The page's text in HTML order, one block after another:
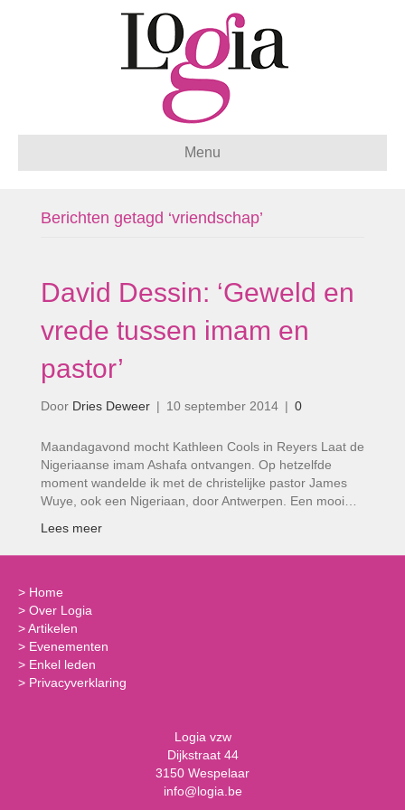
Menu
Berichten getagd ‘vriendschap’
David Dessin: ‘Geweld en
vrede tussen imam en
pastor’
Door Dries Deweer | 10 september 2014 | 0
Maandagavond mocht Kathleen Cools in Reyers Laat de
Nigeriaanse imam Ashafa ontvangen. Op hetzelfde
moment wandelde ik met de christelijke pastor James
Wuye, ook een Nigeriaan, door Antwerpen. Een mooi…
Lees meer
> Home
> Over Logia
>Artikelen
> Evenementen
> Enkel leden
> Privacyverklaring
Logia vzw
Dijkstraat 44
3150 Wespelaar
info@logia.be